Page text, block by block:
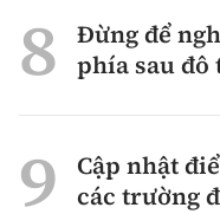
Đừng để
phía sau đô
Cập nhật
các trường